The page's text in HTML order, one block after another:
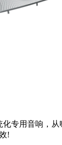
专用音响，
!